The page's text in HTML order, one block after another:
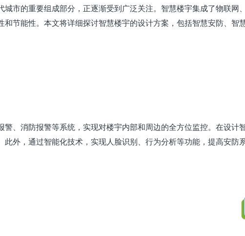
市的重要组成部分，正逐渐受到广泛关注。智慧楼宇集成了物联网
节能性。本文将详细探讨智慧楼宇的设计方案，包括智慧安防、智
、消防报警等系统，实现对楼宇内部和周边的全方位监控。在设计
外，通过智能化技术，实现人脸识别、行为分析等功能，提高安防